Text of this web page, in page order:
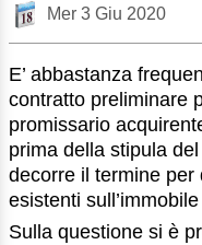
Mer 3 Giu 2020
E’ abbastanza
contratto preliminare
promissario
prima della stipula
decorre il termine per
esistenti
Sulla questione si è